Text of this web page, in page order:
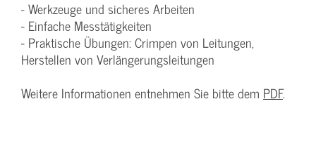
- Werkzeuge und sicheres Arbeiten
- Einfache Messtätigkeiten
- Praktische Übungen: Crimpen von Leitungen,
Herstellen von Verlängerungsleitungen
Weitere Informationen entnehmen Sie bitte dem PDF.